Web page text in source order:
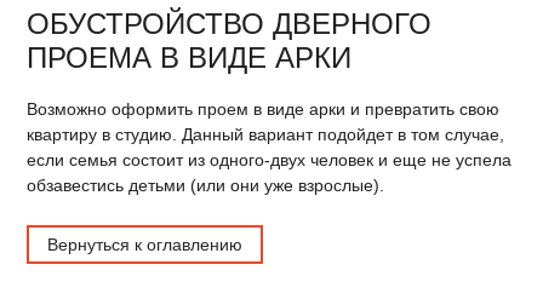
ОБУСТРОЙСТВО ДВЕРНОГО
ПРОЕМА В ВИДЕ АРКИ
Возможно оформить проем в виде арки и превратить свою
квартиру в студию. Данный вариант подойдет в том случае,
если семья состоит из одного-двух человек и еще не успела
обзавестись детьми (или они уже взрослые).
Вернуться к оглавлению